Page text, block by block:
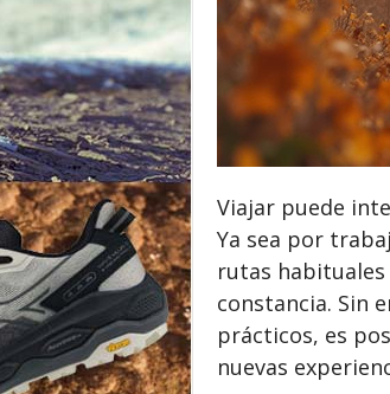
Viajar puede
Ya sea por
rutas
constancia. Sin
prácticos, es
nuevas